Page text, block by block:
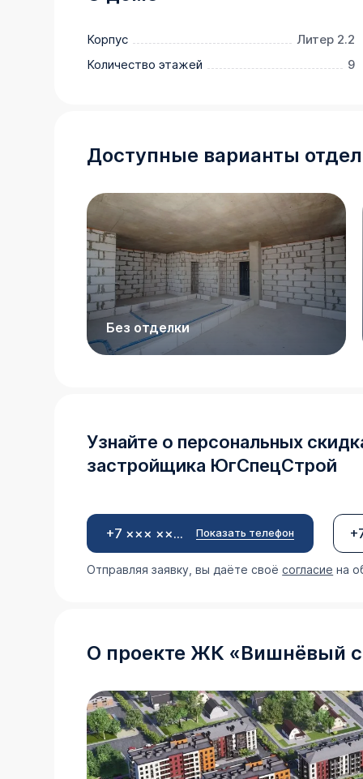
Количество квартир ограничено.
Корпус Литер 2.2
Количество этажей
9
Доступные варианты
Без отделки
Узнайте о персональных
застройщика ЮгСпецСтрой
+7 ××× ×××-××-××Показать телефон
Отправляя заявку, вы даёте своёсогласие на
О проекте ЖК «Вишнёвый